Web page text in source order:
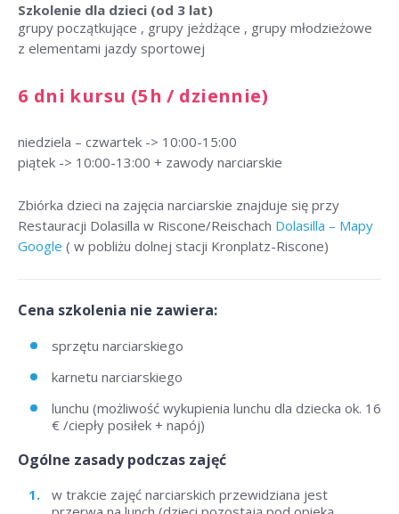
Szkolenie dla dzieci (od 3 lat)
grupy początkujące , grupy jeżdżące , grupy młodzieżowe
z elementami jazdy sportowej
6 dni kursu (5h / dziennie)
niedziela – czwartek -> 10:00-15:00
piątek -> 10:00-13:00 + zawody narciarskie
Zbiórka dzieci na zajęcia narciarskie znajduje się przy
Restauracji Dolasilla w Riscone/Reischach Dolasilla – Mapy
Google ( w pobliżu dolnej stacji Kronplatz-Riscone)
Cena szkolenia nie zawiera:
sprzętu narciarskiego
karnetu narciarskiego
lunchu (możliwość wykupienia lunchu dla dziecka ok. 16
€ /ciepły posiłek + napój)
Ogólne zasady podczas zajęć
w trakcie zajęć narciarskich przewidziana jest